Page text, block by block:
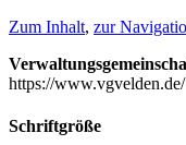
Zum Inhalt, zur
https://www.vgvelden.de/
Schriftgröße